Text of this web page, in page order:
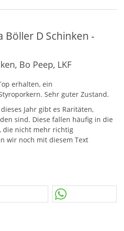
Böller D Schinken -
Bo Peep, LKF
erhalten, ein
Sehr guter Zustand.
Jahr gibt es Raritäten,
sind. Diese fallen häufig in die
die nicht mehr richtig
wir noch mit diesem Text
welche nicht mehr
Man könnte hier viele Begriffe
Einschränkung zur
die nicht mehr